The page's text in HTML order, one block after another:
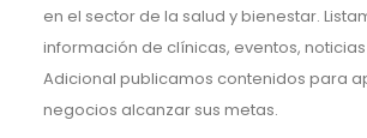
en el sector de la salud y bienestar.
información de clínicas, eventos,
Adicional publicamos contenidos para
negocios alcanzar sus metas.